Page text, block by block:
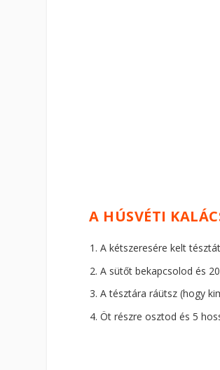
A HÚSVÉTI
A kétszeresére kelt
A sütőt bekapcsolod és
A tésztára ráütsz (hogy
Öt részre osztod és 5